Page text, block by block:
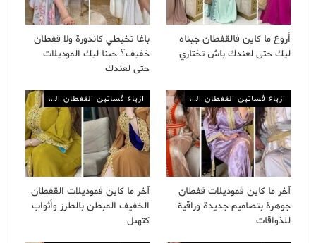
أروع ما كاين فالقفطان جبناه
ليك حتى لعندك باش تختاري
باغا تخيطي كاندورة ولا قفطان
خفيف؟ جبنا ليك الموديلات
حتى لعندك
ازياء فساتين القفطان المغربي
آخر ما كاين فموديلات قفطان
جوهرة بتصاميم جديدة وراقية
للذواقات
ازياء فساتين القفطان المغربي
آخر ما كاين فموديلات القفطان
الخفيف المبطن بالطرز وأثواب
كتهبل